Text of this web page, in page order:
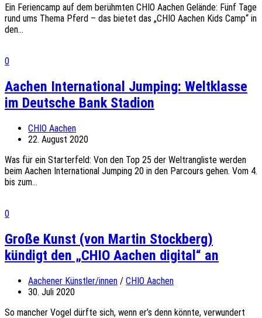
Ein Feriencamp auf dem berühmten CHIO Aachen Gelände: Fünf Tage
rund ums Thema Pferd – das bietet das „CHIO Aachen Kids Camp“ in
den...
0
Aachen International Jumping: Weltklasse
im Deutsche Bank Stadion
CHIO Aachen
22. August 2020
Was für ein Starterfeld: Von den Top 25 der Weltrangliste werden
beim Aachen International Jumping 20 in den Parcours gehen. Vom 4.
bis zum...
0
Große Kunst (von Martin Stockberg)
kündigt den „CHIO Aachen digital“ an
Aachener Künstler/innen / CHIO Aachen
30. Juli 2020
So mancher Vogel dürfte sich, wenn er’s denn könnte, verwundert